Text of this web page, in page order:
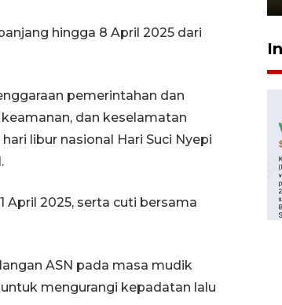
hingga 8 April 2025 dari
pemerintahan dan
dan keselamatan
libur nasional Hari Suci Nyepi
April 2025, serta cuti bersama
ASN pada masa mudik
mengurangi kepadatan lalu